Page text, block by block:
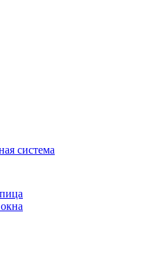
система